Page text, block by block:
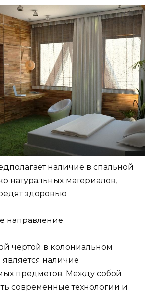
наличие в спальной
натуральных материалов,
здоровью
направление
чертой в колониальном
наличие
предметов. Между собой
современные технологии и